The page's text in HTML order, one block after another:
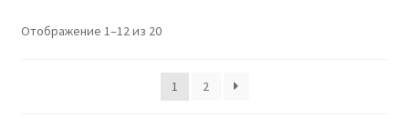
Отображение 1–12 из 20
1 2